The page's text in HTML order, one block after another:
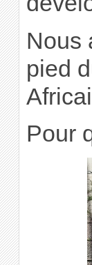
Nous
pied
Pour